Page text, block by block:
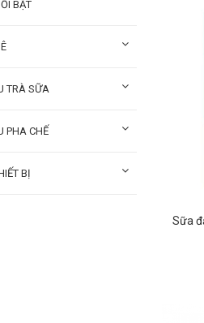
BẬT
TRÀ SỮA
PHA CHẾ
BỊ
Sữa